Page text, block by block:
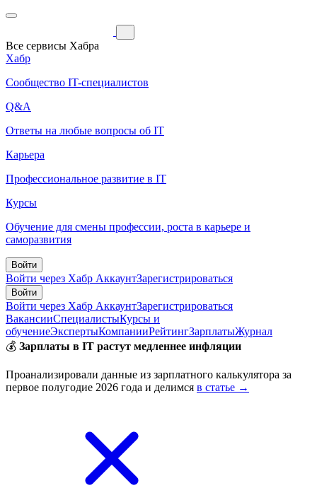
Все сервисы Хабра
Хабр
Сообщество IT-специалистов
Q&A
Ответы на любые вопросы об IT
Карьера
Профессиональное развитие в IT
Курсы
Обучение для смены профессии, роста в карьере и
саморазвития
Войти
Войти через Хабр АккаунтЗарегистрироваться
Войти
Войти через Хабр АккаунтЗарегистрироваться
ВакансииСпециалистыКурсы и
обучениеЭкспертыКомпанииРейтингЗарплатыЖурнал
💰 Зарплаты в IT растут медленнее инфляции
Проанализировали данные из зарплатного калькулятора за
первое полугодие 2026 года и делимся в статье →